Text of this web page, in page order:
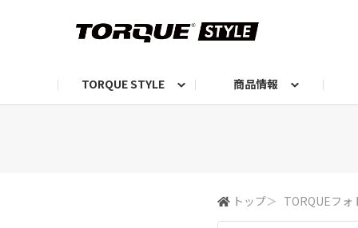
TORQUE STYLE 商品情報
トップ＞ TORQUEフォ